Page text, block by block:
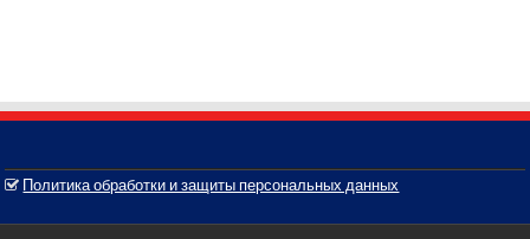
Политика обработки и защиты персональных данных